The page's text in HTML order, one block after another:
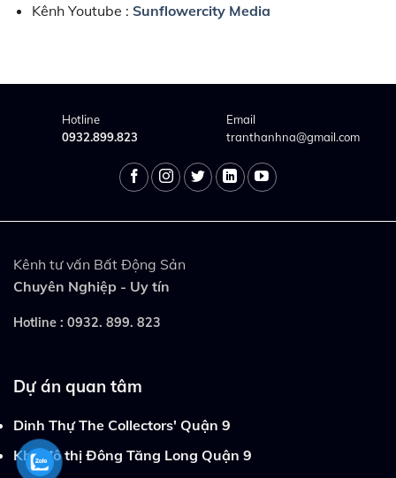
Kênh Youtube : Sunflowercity Media
Hotline
0932.899.823
Email
tranthanhna@gmail.com
Kênh tư vấn Bất Động Sản
Chuyên Nghiệp - Uy tín
Hotline : 0932. 899. 823
Dự án quan tâm
Dinh Thự The Collectors' Quận 9
Khu đô thị Đông Tăng Long Quận 9